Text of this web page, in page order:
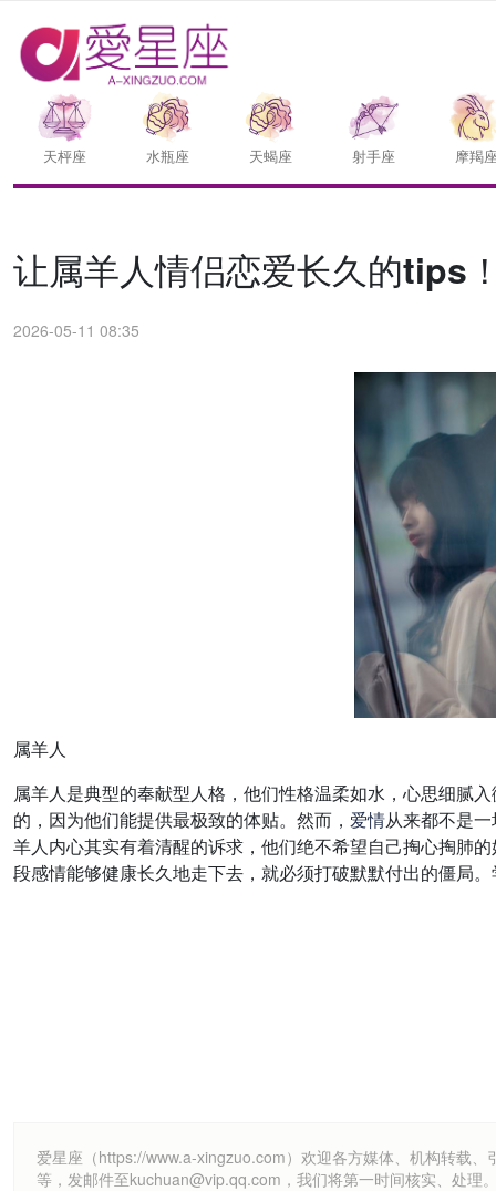
天枰座 水瓶座 天蝎座 射手座 摩羯
让属羊人情侣恋爱长久的tips
2026-05-11 08:35
属羊人
属羊人是典型的奉献型人格，他们性格温柔如水，心思细腻
的，因为他们能提供最极致的体贴。然而， 爱情从来都不是
羊人内心其实有着清醒的诉求，他们绝不希望自己掏心掏肺
段感情能够健康长久地走下去，就必须打破默默付出的僵局
爱星座（https://www.a-xingzuo.com）欢迎各方媒体、机构转载
等，发邮件至kuchuan@vip.qq.com，我们将第一时间核实、处理